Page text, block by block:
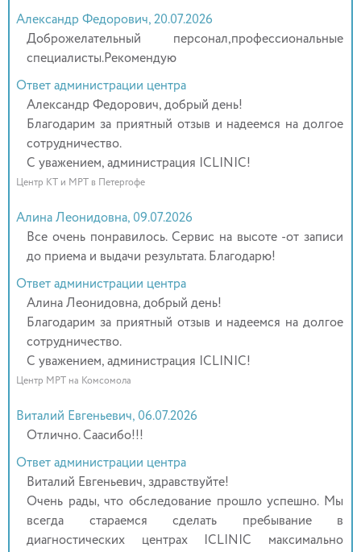
Александр Федорович, 20.07.2026
Доброжелательный персонал,профессиональные
специалисты.Рекомендую
Ответ администрации центра
Александр Федорович, добрый день!
Благодарим за приятный отзыв и надеемся на долгое
сотрудничество.
С уважением, администрация ICLINIC!
Центр КТ и МРТ в Петергофе
Алина Леонидовна, 09.07.2026
Все очень понравилось. Сервис на высоте -от записи
до приема и выдачи результата. Благодарю!
Ответ администрации центра
Алина Леонидовна, добрый день!
Благодарим за приятный отзыв и надеемся на долгое
сотрудничество.
С уважением, администрация ICLINIC!
Центр МРТ на Комсомола
Виталий Евгеньевич, 06.07.2026
Отлично. Саасибо!!!
Ответ администрации центра
Виталий Евгеньевич, здравствуйте!
Очень рады, что обследование прошло успешно. Мы
всегда стараемся сделать пребывание в
диагностических центрах ICLINIC максимально